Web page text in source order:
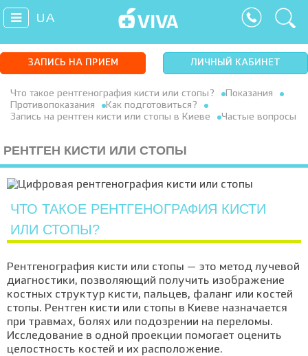
UA
ЗАПИСЬ НА ПРИЕМ ЛИЧНЫЙ КАБИНЕТ
Что такое рентгенография кисти или стопы?
Показания
Противопоказания
Как подготовиться?
Запись на рентген кисти или стопы в Киеве
Частые вопросы
РЕНТГЕН КИСТИ ИЛИ СТОПЫ
ЧТО ТАКОЕ РЕНТГЕНОГРАФИЯ КИСТИ
ИЛИ СТОПЫ?
Рентгенография кисти или стопы — это метод лучевой
диагностики, позволяющий получить изображение
костных структур кисти, пальцев, фаланг или костей
стопы. Рентген кисти или стопы в Киеве назначается
при травмах, болях или подозрении на переломы.
Исследование в одной проекции помогает оценить
целостность костей и их расположение.